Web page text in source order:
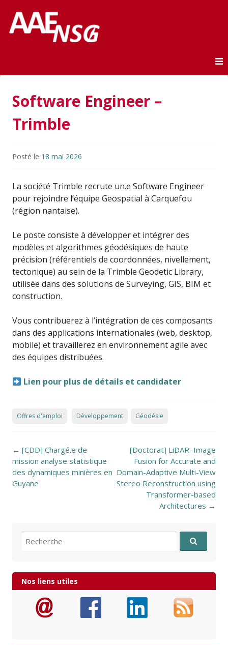
AAE-ENSG
Software Engineer –
Trimble
Posté le 18 mai 2026
La société Trimble recrute un.e Software Engineer
pour rejoindre l’équipe Geospatial à Carquefou
(région nantaise).
Le poste consiste à développer et intégrer des
modèles et algorithmes géodésiques de haute
précision (référentiels de coordonnées, nivellement,
tectonique) au sein de la Trimble Geodetic Library,
utilisée dans des solutions de Surveying, GIS, BIM et
construction.
Vous contribuerez à l’intégration de ces composants
dans des applications internationales (web, desktop,
mobile) et travaillerez en environnement agile avec
des équipes distribuées.
Lien pour plus de détails et candidater
Offres d'emploi Développement Géodésie
Post navigation
← [CDD] Chargé.e de
mission analyse statistique
des dynamiques minières en
Guyane
[Doctorat] LiDAR–Image
Fusion for Accurate and
Domain-Adaptive Multi-View
Stereo Reconstruction using
Transformer-based
Architectures →
Recherche pour:
Nos liens utiles